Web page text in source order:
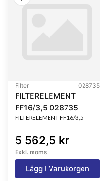
Filter 028735
FILTERELEMENT
FF16/3,5 028735
FILTERELEMENT FF16/3,5
5 562,5 kr
Exkl. moms
Lägg I Varukorgen